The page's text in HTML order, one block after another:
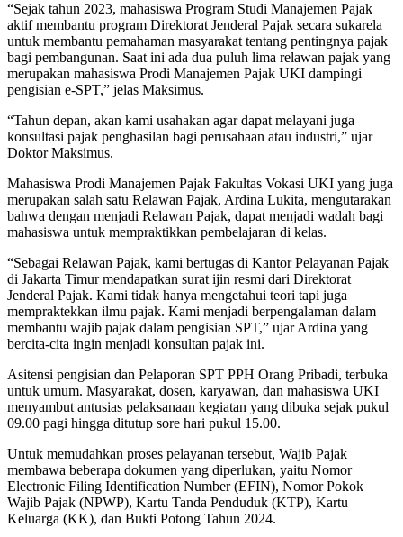
“Sejak tahun 2023, mahasiswa Program Studi Manajemen Pajak
aktif membantu program Direktorat Jenderal Pajak secara sukarela
untuk membantu pemahaman masyarakat tentang pentingnya pajak
bagi pembangunan. Saat ini ada dua puluh lima relawan pajak yang
merupakan mahasiswa Prodi Manajemen Pajak UKI dampingi
pengisian e-SPT,” jelas Maksimus.
“Tahun depan, akan kami usahakan agar dapat melayani juga
konsultasi pajak penghasilan bagi perusahaan atau industri,” ujar
Doktor Maksimus.
Mahasiswa Prodi Manajemen Pajak Fakultas Vokasi UKI yang juga
merupakan salah satu Relawan Pajak, Ardina Lukita, mengutarakan
bahwa dengan menjadi Relawan Pajak, dapat menjadi wadah bagi
mahasiswa untuk mempraktikkan pembelajaran di kelas.
“Sebagai Relawan Pajak, kami bertugas di Kantor Pelayanan Pajak
di Jakarta Timur mendapatkan surat ijin resmi dari Direktorat
Jenderal Pajak. Kami tidak hanya mengetahui teori tapi juga
mempraktekkan ilmu pajak. Kami menjadi berpengalaman dalam
membantu wajib pajak dalam pengisian SPT,” ujar Ardina yang
bercita-cita ingin menjadi konsultan pajak ini.
Asitensi pengisian dan Pelaporan SPT PPH Orang Pribadi, terbuka
untuk umum. Masyarakat, dosen, karyawan, dan mahasiswa UKI
menyambut antusias pelaksanaan kegiatan yang dibuka sejak pukul
09.00 pagi hingga ditutup sore hari pukul 15.00.
Untuk memudahkan proses pelayanan tersebut, Wajib Pajak
membawa beberapa dokumen yang diperlukan, yaitu Nomor
Electronic Filing Identification Number (EFIN), Nomor Pokok
Wajib Pajak (NPWP), Kartu Tanda Penduduk (KTP), Kartu
Keluarga (KK), dan Bukti Potong Tahun 2024.